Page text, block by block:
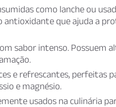
como lanche ou
antioxidante que ajuda a
sabor intenso. Possuem
e refrescantes, perfeitas
e magnésio.
usados na culinária